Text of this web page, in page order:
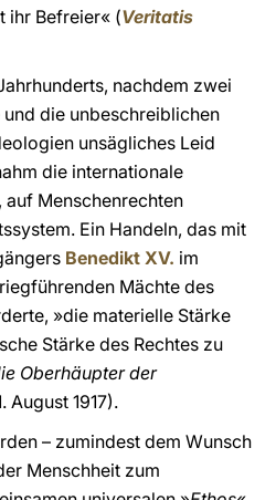
ihr Befreier« (Veritatis
nachdem zwei
die unbeschreiblichen
unsägliches Leid
die internationale
auf Menschenrechten
Ein Handeln, das mit
Benedikt XV. im
Mächte des
»die materielle Stärke
Stärke des Rechtes zu
Oberhäupter der
August 1917).
– zumindest dem Wunsch
Menschheit zum